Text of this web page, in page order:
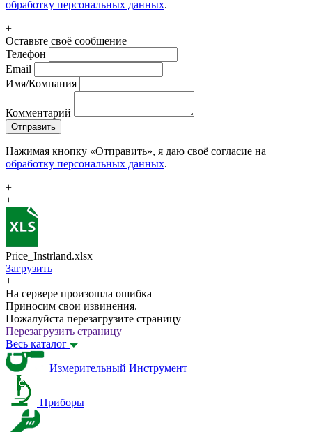
обработку персональных данных.
+
Оставьте своё сообщение
Телефон
Email
Имя/Компания
Комментарий
Отправить
Нажимая кнопку «Отправить», я даю своё согласие на
обработку персональных данных.
+
+
Price_Instrland.xlsx
Загрузить
+
На сервере произошла ошибка
Приносим свои извинения.
Пожалуйста перезагрузите страницу
Перезагрузить страницу
Весь каталог
Измерительный Инструмент
Приборы